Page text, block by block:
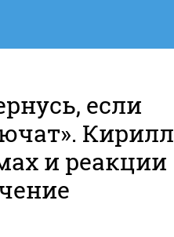
если
Кирилл
и реакции